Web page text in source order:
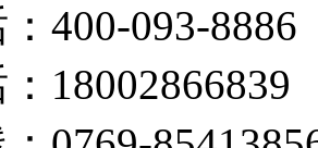
400-093-8886
18002866839